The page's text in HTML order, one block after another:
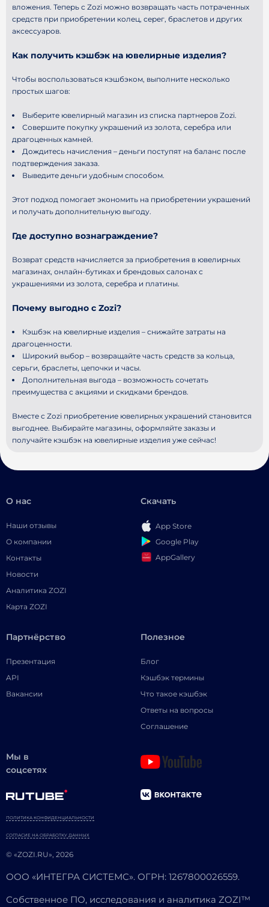
вложения. Теперь с Zozi можно возвращать часть потраченных
средств при приобретении колец, серег, браслетов и других
аксессуаров.
Как получить кэшбэк на ювелирные изделия?
Чтобы воспользоваться кэшбэком, выполните несколько
простых шагов:
Выберите ювелирный магазин из списка партнеров Zozi.
Совершите покупку украшений из золота, серебра или
драгоценных камней.
Дождитесь начисления – деньги поступят на баланс после
подтверждения заказа.
Выведите деньги удобным способом.
Этот подход помогает экономить на приобретении украшений
и получать дополнительную выгоду.
Где доступно вознаграждение?
Возврат средств начисляется за приобретения в ювелирных
магазинах, онлайн-бутиках и брендовых салонах с
украшениями из золота, серебра и платины.
Почему выгодно с Zozi?
Кэшбэк на ювелирные изделия – снижайте затраты на
драгоценности.
Широкий выбор – возвращайте часть средств за кольца,
серьги, браслеты, цепочки и часы.
Дополнительная выгода – возможность сочетать
преимущества с акциями и скидками брендов.
Вместе с Zozi приобретение ювелирных украшений становится
выгоднее. Выбирайте магазины, оформляйте заказы и
получайте кэшбэк на ювелирные изделия уже сейчас!
О нас
Наши отзывы
О компании
Контакты
Новости
Аналитика ZOZI
Карта ZOZI
Скачать
App Store
Google Play
AppGallery
Партнёрство
Презентация
API
Вакансии
Полезное
Блог
Кэшбэк термины
Что такое кэшбэк
Ответы на вопросы
Соглашение
Мы в
соцсетях
© «ZOZI.RU», 2026
ПОЛИТИКА КОНФИДЕНЦИАЛЬНОСТИ
СОГЛАСИЕ НА ОБРАБОТКУ ДАННЫХ
ООО «ИНТЕГРА СИСТЕМС». ОГРН: 1267800026559.
Собственное ПО, исследования и аналитика ZOZI™